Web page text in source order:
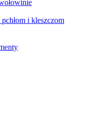
i kleszczom